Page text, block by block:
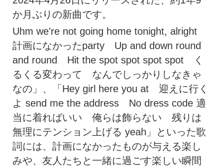
か月ぶりの新曲です。
Uhm we're not going home tonight, alright
計画になかったparty Up and down round
and round Hit the spot spot spot spot く
るくる変わって なんでしっかりしなきゃ
なの」、「Hey girl here you at 迎えに行く
よ send me the address No dress code 適
当に着ればいい 俺らは飾らない 残りは
無理にテンション上げる yeah」といった歌
詞には、計画になかったものが与える楽し
みや、友人たちと一緒に過ごす楽しい瞬間